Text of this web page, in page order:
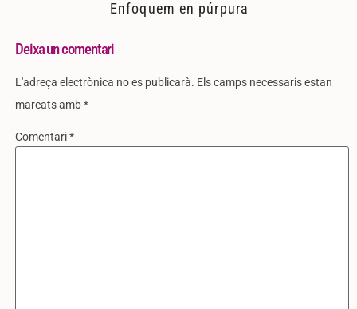
Enfoquem en púrpura
Deixa un comentari
L'adreça electrònica no es publicarà. Els camps necessaris estan
marcats amb*
Comentari*